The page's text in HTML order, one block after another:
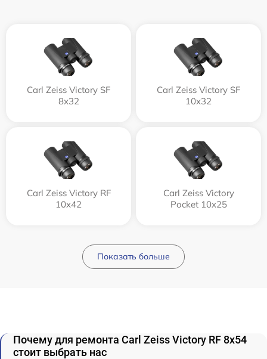
Carl Zeiss Victory SF
8x32
Carl Zeiss Victory SF
10x32
Carl Zeiss Victory RF
10x42
Carl Zeiss Victory
Pocket 10x25
Показать больше
Почему для ремонта Carl Zeiss Victory RF 8x54
стоит выбрать нас